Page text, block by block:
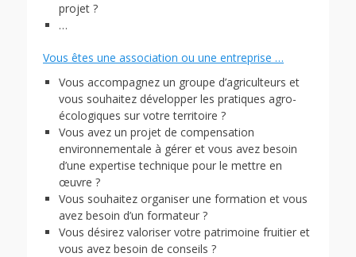
projet ?
…
Vous êtes une association ou une entreprise …
Vous accompagnez un groupe d’agriculteurs et
vous souhaitez développer les pratiques agro-
écologiques sur votre territoire ?
Vous avez un projet de compensation
environnementale à gérer et vous avez besoin
d’une expertise technique pour le mettre en
œuvre ?
Vous souhaitez organiser une formation et vous
avez besoin d’un formateur ?
Vous désirez valoriser votre patrimoine fruitier et
vous avez besoin de conseils ?